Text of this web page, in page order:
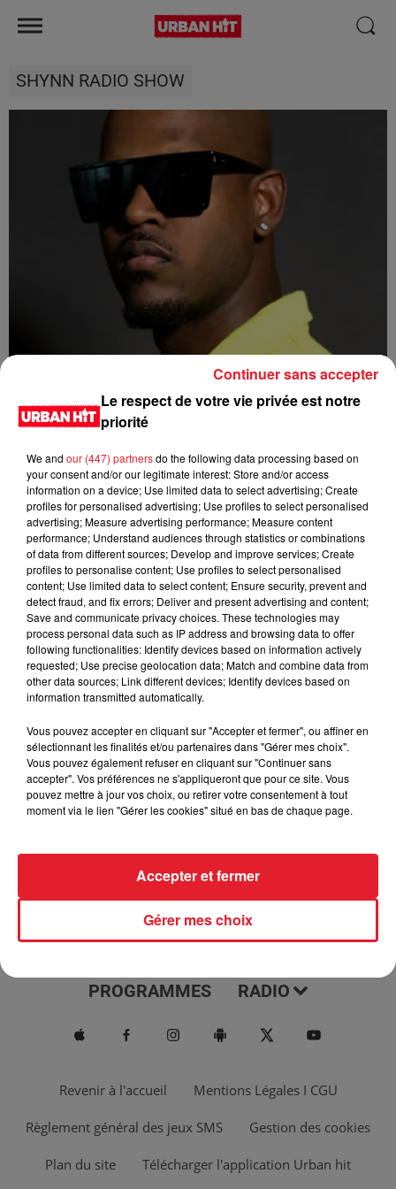
SHYNN RADIO SHOW
0:00 15 min 23 sec
10 septembre 2023 - 15 min 23 sec
DJ SHYNN 22H04 du 09.09.2023
Retrouvez DJ Shynn
ACTUS MUSIQUES
PROGRAMMES RADIO
Revenir à l'accueil Mentions Légales I CGU
Règlement général des jeux SMS Gestion des cookies
Plan du site Télécharger l'application Urban hit
Le respect de votre vie privée est notre
priorité
We and our (447) partnersdo the following data processing based on
your consent and/or our legitimate interest: Store and/or access
information on a device; Use limited data to select advertising; Create
profiles for personalised advertising; Use profiles to select personalised
advertising; Measure advertising performance; Measure content
performance; Understand audiences through statistics or combinations
of data from different sources; Develop and improve services; Create
profiles to personalise content; Use profiles to select personalised
content; Use limited data to select content; Ensure security, prevent and
detect fraud, and fix errors; Deliver and present advertising and content;
Save and communicate privacy choices. These technologies may
process personal data such as IP address and browsing data to offer
following functionalities: Identify devices based on information actively
requested; Use precise geolocation data; Match and combine data from
other data sources; Link different devices; Identify devices based on
information transmitted automatically.
Vous pouvez accepter en cliquant sur "Accepter et fermer", ou affiner en
sélectionnant les finalités et/ou partenaires dans "Gérer mes choix".
Vous pouvez également refuser en cliquant sur "Continuer sans
accepter". Vos préférences ne s'appliqueront que pour ce site. Vous
pouvez mettre à jour vos choix, ou retirer votre consentement à tout
moment via le lien "Gérer les cookies" situé en bas de chaque page.
Gérer mes choix
Accepter et fermer
Continuer sans accepter